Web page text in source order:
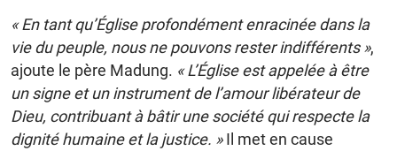
« En tant qu’Église profondément enracinée dans la
vie du peuple, nous ne pouvons rester indifférents »,
ajoute le père Madung. « L’Église est appelée à être
un signe et un instrument de l’amour libérateur de
Dieu, contribuant à bâtir une société qui respecte la
dignité humaine et la justice. »Il met en cause